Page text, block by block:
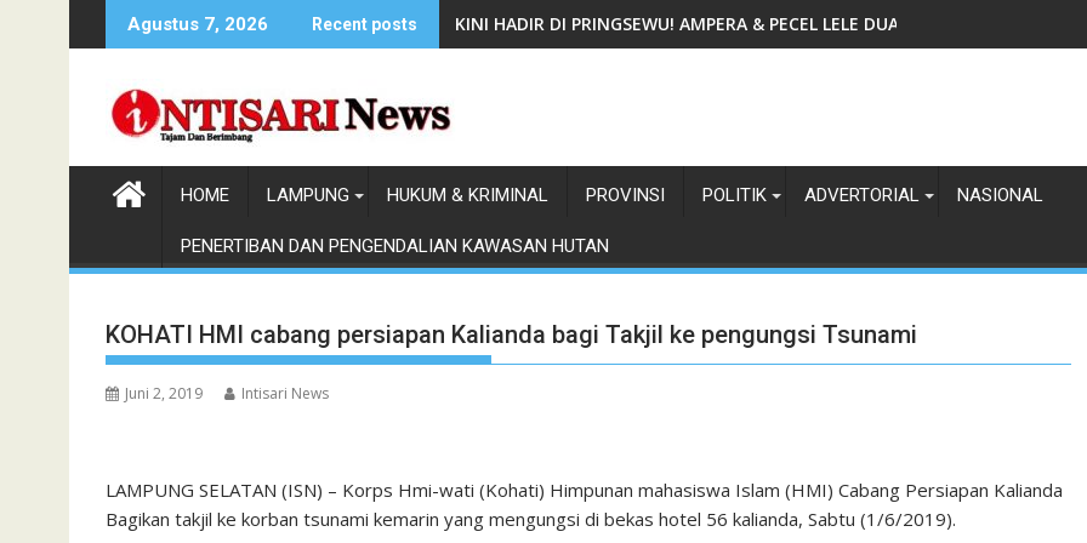
to
Agustus 7, 2026 Recent posts KINI HADIR DI PRINGSEWU! AMPERA & PECEL LELE DUA GADIS TAWARKAN
HOME LAMPUNG HUKUM & KRIMINAL PROVINSI POLITIK ADVERTORIAL NASIONAL
PENERTIBAN DAN PENGENDALIAN KAWASAN HUTAN
KOHATI HMI cabang persiapan Kalianda bagi Takjil ke pengungsi Tsunami
Juni 2, 2019 Intisari News
LAMPUNG SELATAN (ISN) – Korps Hmi-wati (Kohati) Himpunan mahasiswa Islam (HMI) Cabang Persiapan Kalianda
Bagikan takjil ke korban tsunami kemarin yang mengungsi di bekas hotel 56 kalianda, Sabtu (1/6/2019).